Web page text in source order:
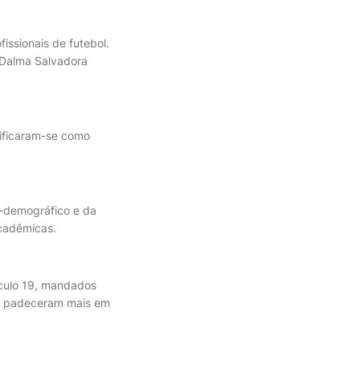
de futebol.
Salvadora
se como
demográfico e da
19, mandados
mais em